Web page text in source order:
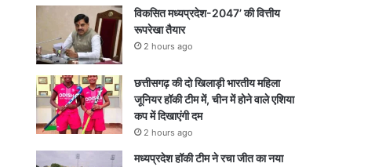
विकसित मध्यप्रदेश-2047’ की वित्तीय
रूपरेखा तैयार
2 hours ago
छत्तीसगढ़ की दो खिलाड़ी भारतीय महिला
जूनियर हॉकी टीम में, चीन में होने वाले एशिया
कप में दिखाएंगी दम
2 hours ago
मध्यप्रदेश हॉकी टीम ने रचा जीत का नया